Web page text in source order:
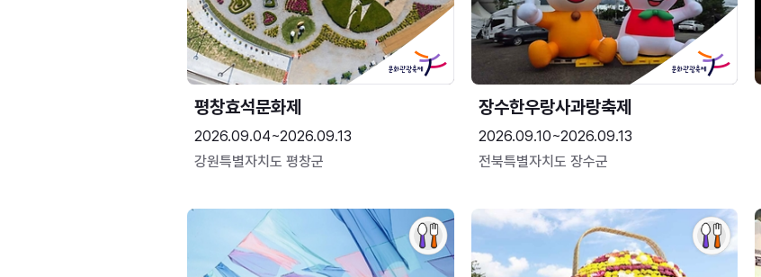
평창효석문화제
2026.09.04~2026.09.13
강원특별자치도 평창군
장수한우랑사과랑축제
2026.09.10~2026.09.13
전북특별자치도 장수군